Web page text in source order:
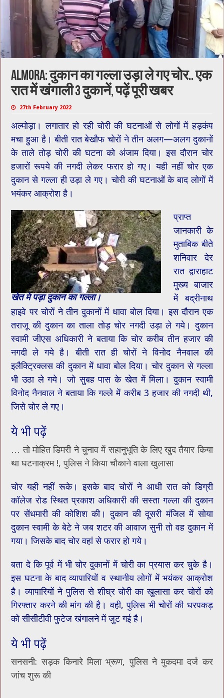
Almora: दुकान का गल्ला उड़ा ले गए चोर.. एक
रात में खंगाली 3 दुकानें, पढ़ें पूरी खबर
27th February 2022
अल्मोड़ा। लगातार हो रही चोरी की घटनाओं से लोगों में हड़कंप
मचा हुआ है। बीती रात बेखौफ चोरों ने तीन अलग—अलग दुकानों
के ताले तोड़ चोरी की घटना को अंजाम दिया। इस दौरान चोर
हजारों रूपये की नगदी लेकर फरार हो गए। यही नहीं चोर एक
दुकान से गल्ला ही उड़ा ले गए। चोरी की घटनाओं के बाद लोगों में
भयंकर आक्रोश है।
खेत मे पड़ा दुकान का गल्ला।
प्राप्त
जानकारी के
मुताबिक बीते
शनिवार देर
रात द्वाराहाट
मुख्य बाजार
में बद्रीनाथ
हाइवे पर चोरों ने तीन दुकानों में धावा बोल दिया। इस दौरान एक
तराजू की दुकान का ताला तोड़ चोर नगदी उड़ा ले गये। दुकान
स्वामी जीएस अधिकारी ने बताया कि चोर करीब तीन हजार की
नगदी ले गये है। बीती रात ही चोरों ने विनोद नैनवाल की
इलैक्ट्रिक्लस की दुकान में धावा बोल दिया। चोर दुकान से गल्ला
भी उठा ले गये। जो सुबह पास के खेत में मिला। दुकान स्वामी
विनोद नैनवाल ने बताया कि गल्ले में करीब 3 हजार की नगदी थी,
जिसे चोर ले गए।
ये भी पढ़ें
… तो मोहित डिमरी ने चुनाव में सहानुभूति के लिए खुद तैयार किया
था घटनाक्रम !, पुलिस ने किया चौकाने वाला खुलासा
चोर यही नहीं रूके। इसके बाद चोरों ने आधी रात को डिग्री
कॉलेज रोड स्थित प्रकाश अधिकारी की सस्ता गल्ला की दुकान
पर सेंधमारी की कोशिश की। दुकान की दूसरी मंजिल में सोया
दुकान स्वामी के बेटे ने जब शटर की आवाज सुनी तो वह दुकान में
गया। जिसके बाद चोर वहां से फरार हो गये।
बता दे कि पूर्व में भी चोर दुकानों में चोरी का प्रयास कर चुके है।
इस घटना के बाद व्यापारियों व स्थानीय लोगों में भयंकर आक्रोश
है।​ व्यापारियों ने पुलिस से शीघ्र चोरी का खुलासा कर चोरों को
गिरफ्तार करने की मांग की है। वही, पुलिस भी चोरों की धरपकड़
को सीसीटीवी फुटेज खंगालने में जुट गई है।
ये भी पढ़ें
सनसनी: सड़क किनारे मिला भ्रूण, पुलिस ने मुकदमा दर्ज कर
जांच शुरू की